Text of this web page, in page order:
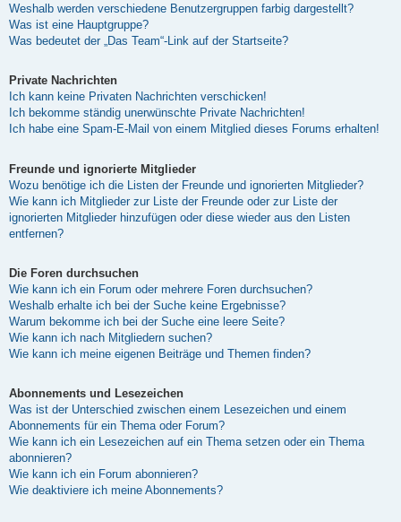
Weshalb werden verschiedene Benutzergruppen farbig dargestellt?
Was ist eine Hauptgruppe?
Was bedeutet der „Das Team“-Link auf der Startseite?
Private Nachrichten
Ich kann keine Privaten Nachrichten verschicken!
Ich bekomme ständig unerwünschte Private Nachrichten!
Ich habe eine Spam-E-Mail von einem Mitglied dieses Forums erhalten!
Freunde und ignorierte Mitglieder
Wozu benötige ich die Listen der Freunde und ignorierten Mitglieder?
Wie kann ich Mitglieder zur Liste der Freunde oder zur Liste der
ignorierten Mitglieder hinzufügen oder diese wieder aus den Listen
entfernen?
Die Foren durchsuchen
Wie kann ich ein Forum oder mehrere Foren durchsuchen?
Weshalb erhalte ich bei der Suche keine Ergebnisse?
Warum bekomme ich bei der Suche eine leere Seite?
Wie kann ich nach Mitgliedern suchen?
Wie kann ich meine eigenen Beiträge und Themen finden?
Abonnements und Lesezeichen
Was ist der Unterschied zwischen einem Lesezeichen und einem
Abonnements für ein Thema oder Forum?
Wie kann ich ein Lesezeichen auf ein Thema setzen oder ein Thema
abonnieren?
Wie kann ich ein Forum abonnieren?
Wie deaktiviere ich meine Abonnements?